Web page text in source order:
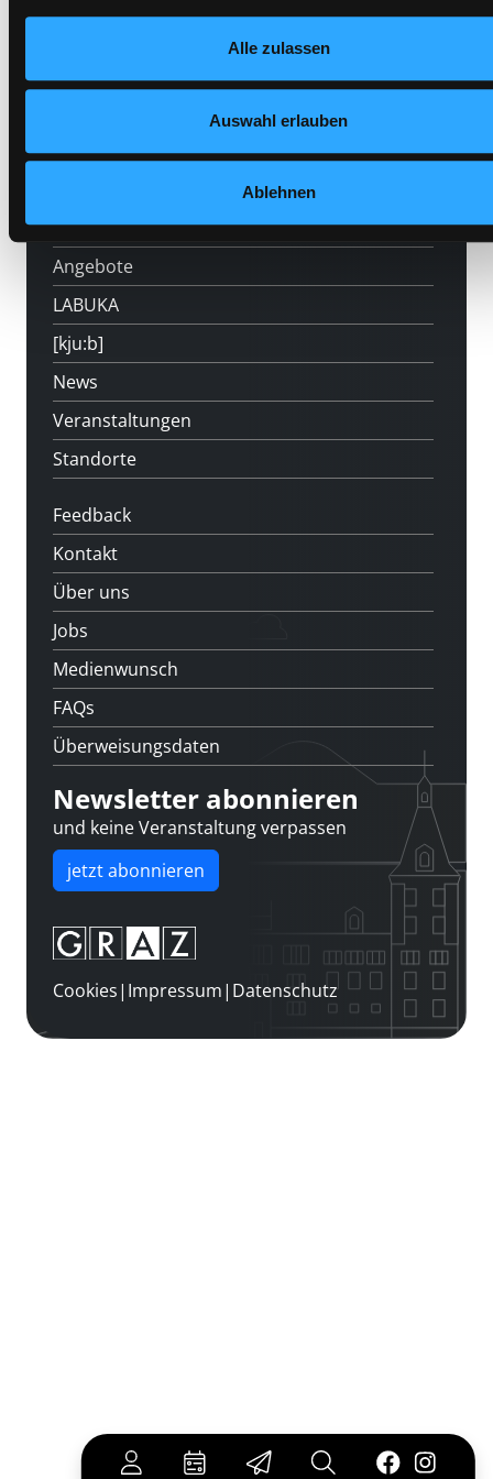
Datenschutzerklärung
Alle zulassen
Auswahl erlauben
Ablehnen
Hotline (Mo-Fr 9 bis 17 Uhr): 0316 872-
Mitgliedschaft
Angebote
LABUKA
[kju:b]
News
Veranstaltungen
Standorte
Feedback
Kontakt
Über uns
Jobs
Medienwunsch
FAQs
Überweisungsdaten
Newsletter abonnieren
und keine Veranstaltung verpassen
jetzt abonnieren
Cookies| Impressum| Datenschutz